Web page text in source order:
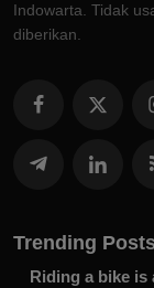
Indowarta. Tidak
diberikan.
Trending
Riding a bike